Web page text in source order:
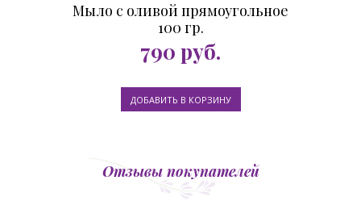
Мыло с оливой прямоугольное
100 гр.
790 руб.
Отзывы покупателей